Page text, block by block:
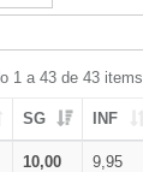
1 a 43 de 43 items
SG INF
10,00 9,95